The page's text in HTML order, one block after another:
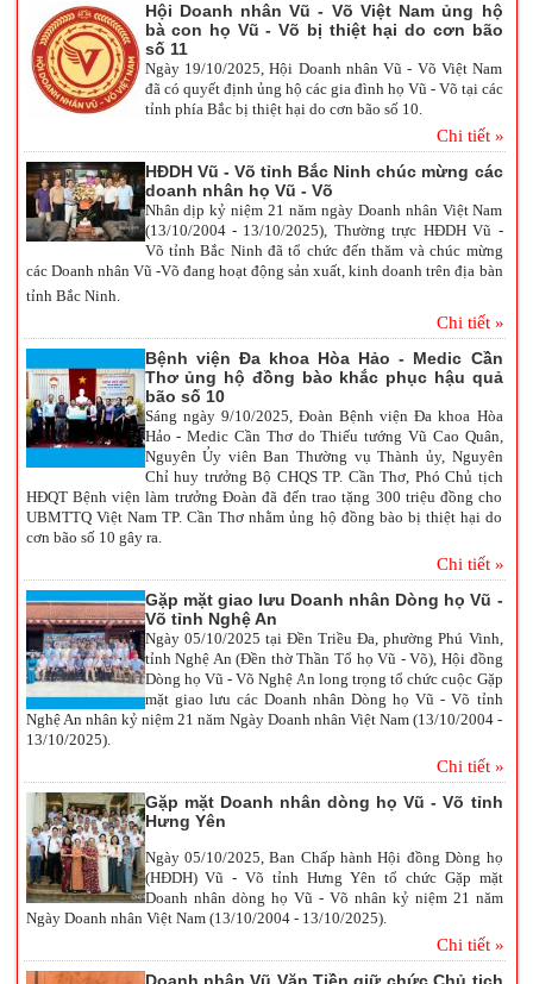
Hội Doanh nhân Vũ - Võ Việt Nam ủng hộ
bà con họ Vũ - Võ bị thiệt hại do cơn bão
số 11
Ngày 19/10/2025, Hội Doanh nhân Vũ - Võ Việt Nam
đã có quyết định ủng hộ các gia đình họ Vũ - Võ tại các
tỉnh phía Bắc bị thiệt hại do cơn bão số 10.
Chi tiết »
HĐDH Vũ - Võ tỉnh Bắc Ninh chúc mừng các
doanh nhân họ Vũ - Võ
Nhân dịp kỷ niệm 21 năm ngày Doanh nhân Việt Nam
(13/10/2004 - 13/10/2025), Thường trực HĐDH Vũ -
Võ tỉnh Bắc Ninh đã tổ chức đến thăm và chúc mừng
các Doanh nhân Vũ -Võ đang hoạt động sản xuất, kinh doanh trên địa bàn
tỉnh Bắc Ninh.
Chi tiết »
Bệnh viện Đa khoa Hòa Hảo - Medic Cần
Thơ ủng hộ đồng bào khắc phục hậu quả
bão số 10
Sáng ngày 9/10/2025, Đoàn Bệnh viện Đa khoa Hòa
Hảo - Medic Cần Thơ do Thiếu tướng Vũ Cao Quân,
Nguyên Ủy viên Ban Thường vụ Thành ủy, Nguyên
Chỉ huy trưởng Bộ CHQS TP. Cần Thơ, Phó Chủ tịch
HĐQT Bệnh viện làm trưởng Đoàn đã đến trao tặng 300 triệu đồng cho
UBMTTQ Việt Nam TP. Cần Thơ nhằm ủng hộ đồng bào bị thiệt hại do
cơn bão số 10 gây ra.
Chi tiết »
Gặp mặt giao lưu Doanh nhân Dòng họ Vũ -
Võ tỉnh Nghệ An
Ngày 05/10/2025 tại Đền Triều Đa, phường Phú Vinh,
tỉnh Nghệ An (Đền thờ Thần Tổ họ Vũ - Võ), Hội đồng
Dòng họ Vũ - Võ Nghệ An long trọng tổ chức cuộc Gặp
mặt giao lưu các Doanh nhân Dòng họ Vũ - Võ tỉnh
Nghệ An nhân kỷ niệm 21 năm Ngày Doanh nhân Việt Nam (13/10/2004 -
13/10/2025).
Chi tiết »
Gặp mặt Doanh nhân dòng họ Vũ - Võ tỉnh
Hưng Yên
Ngày 05/10/2025, Ban Chấp hành Hội đồng Dòng họ
(HĐDH) Vũ - Võ tỉnh Hưng Yên tổ chức Gặp mặt
Doanh nhân dòng họ Vũ - Võ nhân kỷ niệm 21 năm
Ngày Doanh nhân Việt Nam (13/10/2004 - 13/10/2025).
Chi tiết »